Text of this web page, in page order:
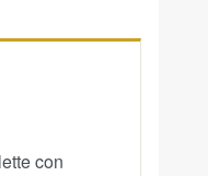
con